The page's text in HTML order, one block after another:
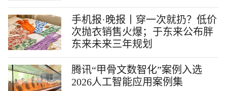
手机报·晚报丨穿一次就扔？低价
次抛衣销售火爆；于东来公布胖
东来未来三年规划
腾讯“甲骨文数智化”案例入选
2026人工智能应用案例集